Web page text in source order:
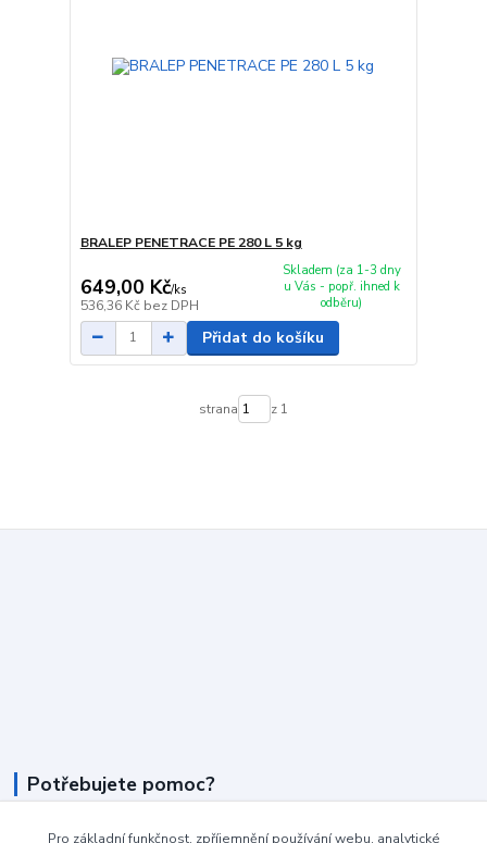
BRALEP PENETRACE PE 280 L 5 kg
649,00 Kč/ks
536,36 Kč bez DPH
Skladem (za 1-3 dny
u Vás - popř. ihned k
odběru)
Přidat do košíku
strana z 1
Potřebujete pomoc?
+420 604 990 800
Pro základní funkčnost, zpříjemnění používání webu, analytické